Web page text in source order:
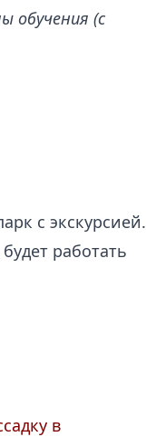
обучения (с
с экскурсией.
работать
в